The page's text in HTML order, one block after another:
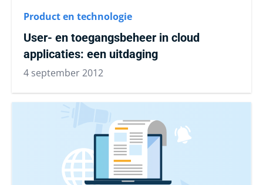
Product en technologie
User- en toegangsbeheer in cloud
applicaties: een uitdaging
4 september 2012